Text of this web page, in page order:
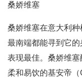
桑娇维塞
桑娇维塞在意大利
最南端都能寻到它的
表现最佳。桑娇维
柔和易饮的基安帝